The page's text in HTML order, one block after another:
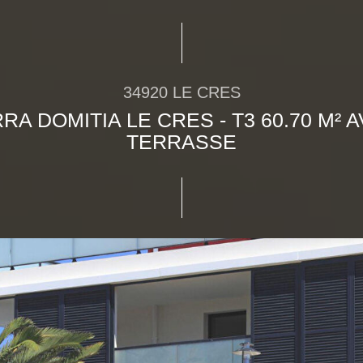
34920 LE CRES
DOMITIA LE CRES - T3 60.70 M²
TERRASSE